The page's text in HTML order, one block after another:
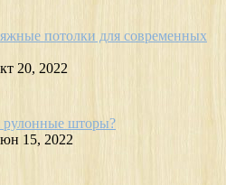
потолки для современных
20, 2022
шторы?
15, 2022